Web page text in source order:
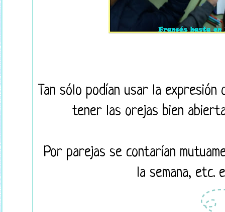
Tan sólo podían usar la
tener las orejas bien
Por parejas se contarían
la semana, etc.